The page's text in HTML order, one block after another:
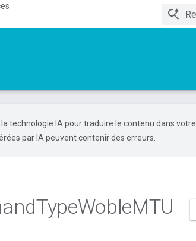
technologie IA pour traduire le contenu dans votre
par IA peuvent contenir des erreurs.
TypeWobleMTU